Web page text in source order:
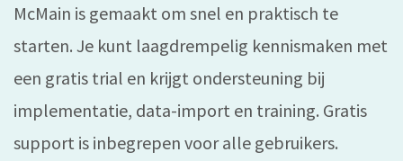
McMain is gemaakt om snel en praktisch te
starten. Je kunt laagdrempelig kennismaken met
een gratis trial en krijgt ondersteuning bij
implementatie, data-import en training. Gratis
support is inbegrepen voor alle gebruikers.